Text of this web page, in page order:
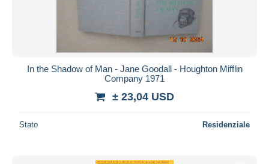
In the Shadow of Man - Jane Goodall - Houghton Mifflin
Company 1971
± 23,04 USD
Stato Residenziale